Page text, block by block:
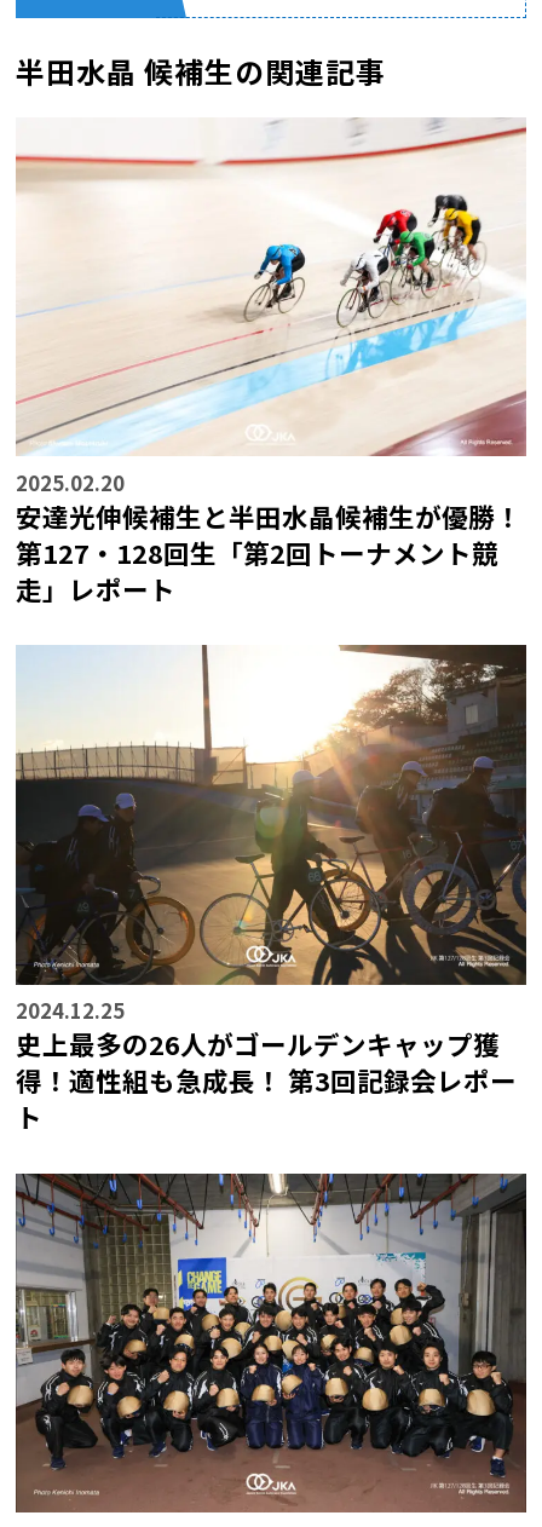
半田水晶 候補生の関連記事
2025.02.20
安達光伸候補生と半田水晶候補生が優勝！
第127・128回生「第2回トーナメント競
走」レポート
2024.12.25
史上最多の26人がゴールデンキャップ獲
得！適性組も急成長！ 第3回記録会レポー
ト